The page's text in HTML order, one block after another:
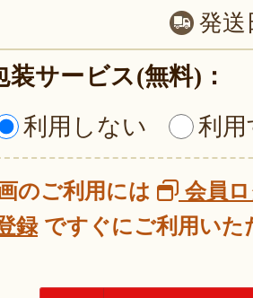
発送
装サービス(無料)：
利用しない
利
のご利用には
会員
録ですぐにご利用いた